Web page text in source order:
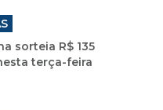
sorteia R$ 135
terça-feira